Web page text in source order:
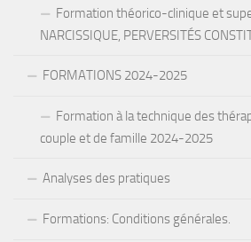
Formation théorico-clinique et
NARCISSIQUE, PERVERSITÉS
FORMATIONS 2024-2025
Formation à la technique des
couple et de famille 2024-2025
Analyses des pratiques
Formations: Conditions générales.